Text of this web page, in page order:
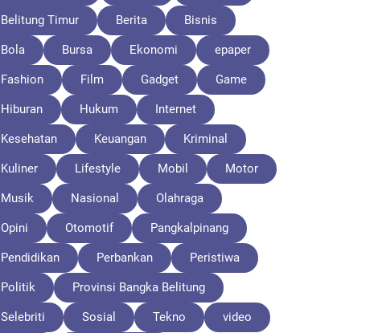
Belitung Timur Berita Bisnis
Bola Bursa Ekonomi epaper
Fashion Film Gadget Game
Hiburan Hukum Internet
Kesehatan Keuangan Kriminal
Kuliner Lifestyle Mobil Motor
Musik Nasional Olahraga
Opini Otomotif Pangkalpinang
Pendidikan Perbankan Peristiwa
Politik Provinsi Bangka Belitung
Selebriti Sosial Tekno video